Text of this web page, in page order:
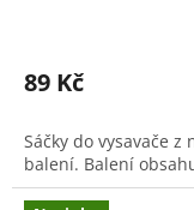
89 Kč
Sáčky do vysavače z
balení. Balení